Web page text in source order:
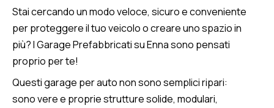
Stai cercando un modo veloce, sicuro e conveniente
per proteggere il tuo veicolo o creare uno spazio in
più? I Garage Prefabbricati su Enna sono pensati
proprio per te!
Questi garage per auto non sono semplici ripari:
sono vere e proprie strutture solide, modulari,